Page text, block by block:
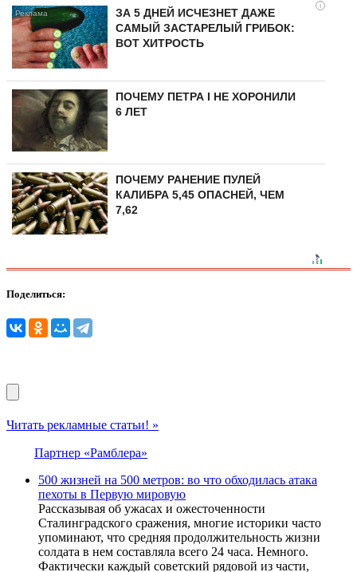
i
ЗА 5 ДНЕЙ ИСЧЕЗНЕТ ДАЖЕ
САМЫЙ ЗАСТАРЕЛЫЙ ГРИБОК:
ВОТ ХИТРОСТЬ
ПОЧЕМУ ПЕТРА I НЕ ХОРОНИЛИ
6 ЛЕТ
ПОЧЕМУ РАНЕНИЕ ПУЛЕЙ
КАЛИБРА 5,45 ОПАСНЕЙ, ЧЕМ
7,62
Поделиться:
Читать рекламные статьи! »
Партнер «Рамблера»
500 жизней на 500 метров: во что обходилась атака
пехоты в Первую мировую
Рассказывая об ужасах и ожесточенности
Сталинградского сражения, многие историки часто
упоминают, что средняя продолжительность жизни
солдата в нем составляла всего 24 часа. Немного.
Фактически каждый советский рядовой из части,